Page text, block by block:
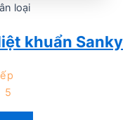
loại
khuẩn
5